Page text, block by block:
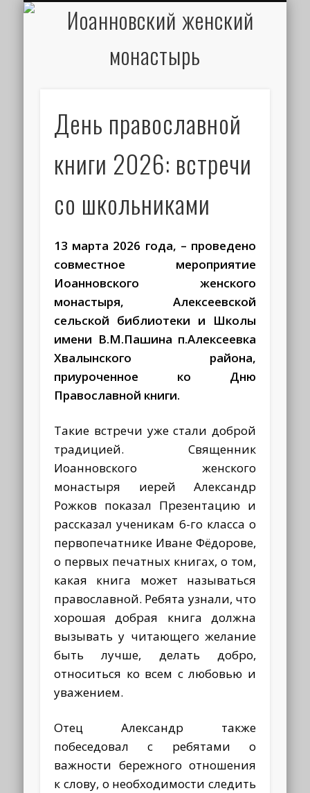
День православной
книги 2026: встречи
со школьниками
13 марта 2026 года, – проведено
совместное мероприятие
Иоанновского женского
монастыря, Алексеевской
сельской библиотеки и Школы
имени В.М.Пашина п.Алексеевка
Хвалынского района,
приуроченное ко Дню
Православной книги.
Такие встречи уже стали доброй
традицией. Священник
Иоанновского женского
монастыря иерей Александр
Рожков показал Презентацию и
рассказал ученикам 6-го класса о
первопечатнике Иване Фёдорове,
о первых печатных книгах, о том,
какая книга может называться
православной. Ребята узнали, что
хорошая добрая книга должна
вызывать у читающего желание
быть лучше, делать добро,
относиться ко всем с любовью и
уважением.
Отец Александр также
побеседовал с ребятами о
важности бережного отношения
к слову, о необходимости следить